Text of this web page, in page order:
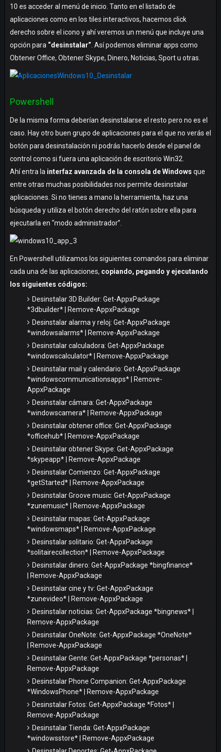
10 es acceder al menú de inicio. Tanto en el listado de
aplicaciones como en los tiles interactivos, hacemos click
derecho sobre el icono y ahí veremos un menú que incluye una
opción para “desinstalar” . Así podemos eliminar apps como
Obtener Office, Obtener Skype, Dinero, Noticias, Sport u otras.
Powershell
De la misma forma deberían desinstalarse el resto pero no es el
caso. Hay otro buen grupo de aplicaciones para el que no verás el
botón para desinstalación ni podrás hacerlo desde el panel de
control como si fuera una aplicación de escritorio Win32.
Ahí entra la interfaz avanzada de la consola de Windows que
entre otras muchas posibilidades nos permite desinstalar
aplicaciones. Si no tienes a mano la herramienta, haz una
búsqueda y utiliza el botón derecho del ratón sobre ella para
ejecutarla en “modo administrador”.
En Powershell utilizamos los siguientes comandos para eliminar
cada una de las aplicaciones, copiando, pegando y ejecutando
los siguientes códigos:
Desinstalar 3D Builder: Get-AppxPackage
*3dbuilder* | Remove-AppxPackage
Desinstalar alarma y reloj: Get-AppxPackage
*windowsalarms* | Remove-AppxPackage
Desinstalar calculadora: Get-AppxPackage
*windowscalculator* | Remove-AppxPackage
Desinstalar mail y calendario: Get-AppxPackage
*windowscommunicationsapps* | Remove-
AppxPackage
Desinstalar cámara: Get-AppxPackage
*windowscamera* | Remove-AppxPackage
Desinstalar obtener office: Get-AppxPackage
*officehub* | Remove-AppxPackage
Desinstalar obtener Skype: Get-AppxPackage
*skypeapp* | Remove-AppxPackage
Desinstalar Comienzo: Get-AppxPackage
*getStarted* | Remove-AppxPackage
Desinstalar Groove music: Get-AppxPackage
*zunemusic* | Remove-AppxPackage
Desinstalar mapas: Get-AppxPackage
*windowsmaps* | Remove-AppxPackage
Desinstalar solitario: Get-AppxPackage
*solitairecollection* | Remove-AppxPackage
Desinstalar dinero: Get-AppxPackage *bingfinance*
| Remove-AppxPackage
Desinstalar cine y tv: Get-AppxPackage
*zunevideo* | Remove-AppxPackage
Desinstalar noticias: Get-AppxPackage *bingnews* |
Remove-AppxPackage
Desinstalar OneNote: Get-AppxPackage *OneNote*
| Remove-AppxPackage
Desinstalar Gente: Get-AppxPackage *personas* |
Remove-AppxPackage
Desinstalar Phone Companion: Get-AppxPackage
*WindowsPhone* | Remove-AppxPackage
Desinstalar Fotos: Get-AppxPackage *Fotos* |
Remove-AppxPackage
Desinstalar Tienda: Get-AppxPackage
*windowsstore* | Remove-AppxPackage